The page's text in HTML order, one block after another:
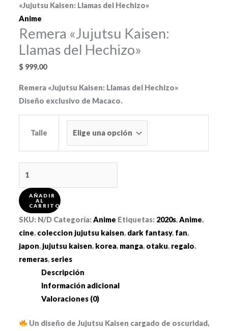
«Jujutsu Kaisen: Llamas del Hechizo»
Anime
Remera «Jujutsu Kaisen:
Llamas del Hechizo»
$ 999,00
Remera «Jujutsu Kaisen: Llamas del Hechizo»
Diseño exclusivo de Macaco.
Talle
Kaisen:
Llamas
del
Hechizo"
cantidad
AÑADIR
AL
CARRITO
SKU: N/D Categoría:Anime Etiquetas: 2020s,Anime,
cine, coleccion jujutsu kaisen, dark fantasy, fan,
japon, jujutsu kaisen, korea, manga, otaku, regalo,
remeras, series
Descripción
Información adicional
Valoraciones (0)
Un diseño de Jujutsu Kaisen cargado de oscuridad,